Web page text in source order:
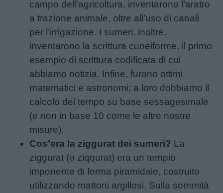
campo dell’agricoltura, inventarono l’aratro
a trazione animale, oltre all’uso di canali
per l’irrigazione. I sumeri, inoltre,
inventarono la scrittura cuneiforme, il primo
esempio di scrittura codificata di cui
abbiamo notizia. Infine, furono ottimi
matematici e astronomi; a loro dobbiamo il
calcolo del tempo su base sessagesimale
(e non in base 10 come le altre nostre
misure).
Cos’era la ziggurat dei sumeri? La
ziggurat (o ziqqurat) era un tempio
imponente di forma piramidale, costruito
utilizzando mattoni argillosi. Sulla sommità